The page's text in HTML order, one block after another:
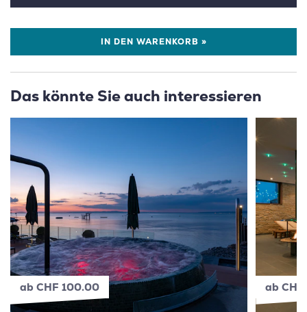
IN DEN WARENKORB »
Das könnte Sie auch interessieren
ab CHF 100.00 ab